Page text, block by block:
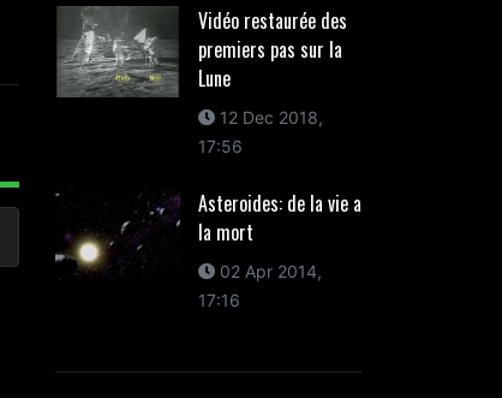
Vidéo restaurée des
premiers pas sur la
Lune
12 Dec 2018,
17:56
Asteroides: de la vie a
la mort
02 Apr 2014,
17:16